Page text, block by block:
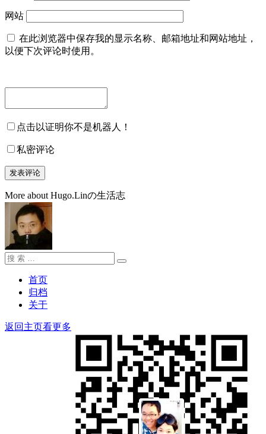
网站
在此浏览器中保存我的显示名称、邮箱地址和网站地址，
以便下次评论时使用。
点击以证明你不是机器人！
私密评论
More about Hugo.Linの生活志
搜
搜
首页
归档
关于
返回主页看更多